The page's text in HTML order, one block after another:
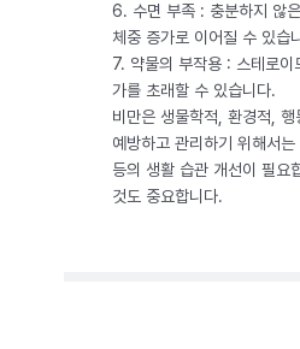
6. 수면 부족 : 충분하지 않
체중 증가로 이어질 수 있습
7. 약물의 부작용 : 스테로
가를 초래할 수 있습니다.
비만은 생물학적, 환경적,
예방하고 관리하기 위해서
등의 생활 습관 개선이 필요
것도 중요합니다.